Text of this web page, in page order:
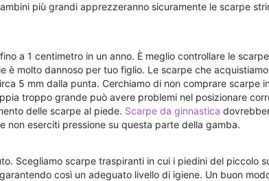
più grandi apprezzeranno sicuramente le scarpe
a 1 centimetro in un anno. È meglio controllare le
è molto dannoso per tuo figlio. Le scarpe che
5 mm dalla punta. Cerchiamo di non comprare scarpe
troppo grande può avere problemi nel posizionare
delle scarpe al piede. Scarpe da ginnastica
non eserciti pressione su questa parte della gamba.
Scegliamo scarpe traspiranti in cui i piedini del piccolo
così un adeguato livello di igiene. Un buon